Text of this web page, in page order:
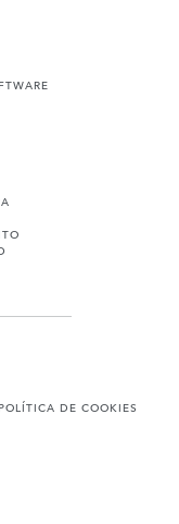
DE COOKIES